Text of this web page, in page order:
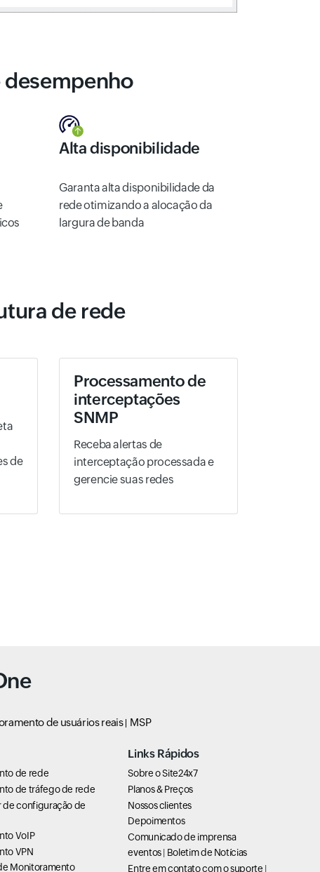
desempenho
Alta disponibilidade
Garanta alta disponibilidade da
rede otimizando a alocação da
largura de banda
de rede
de
Processamento de
interceptações
SNMP
Receba alertas de
interceptação processada e
gerencie suas redes
de usuários reais MSP
de rede
de tráfego de rede
de configuração de
VoIP
VPN
Monitoramento
Links Rápidos
Sobre o Site24x7
Planos & Preços
Nossos clientes
Depoimentos
Comunicado de imprensa
eventos| Boletim de Notícias
Entre em contato com o suporte |